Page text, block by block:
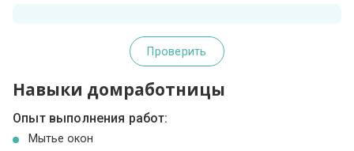
Проверить
Навыки домработницы
Опыт выполнения работ:
Мытье окон